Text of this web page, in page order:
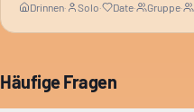
Drinnen· Solo· Date· Gruppe·
Häufige Fragen